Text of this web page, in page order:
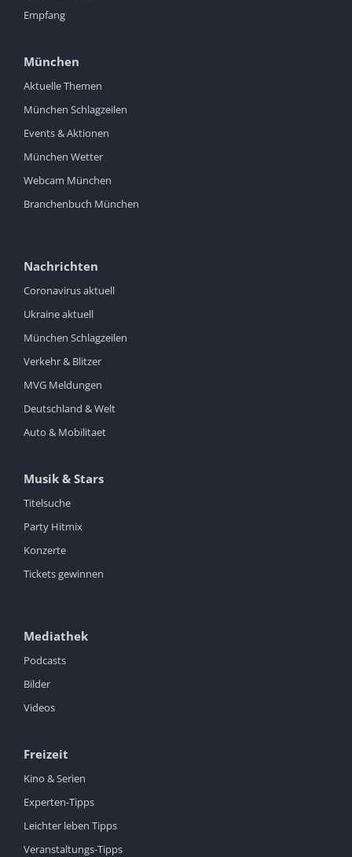
Empfang
München
Aktuelle Themen
München Schlagzeilen
Events & Aktionen
München Wetter
Webcam München
Branchenbuch München
Nachrichten
Coronavirus aktuell
Ukraine aktuell
München Schlagzeilen
Verkehr & Blitzer
MVG Meldungen
Deutschland & Welt
Auto & Mobilitaet
Musik & Stars
Titelsuche
Party Hitmix
Konzerte
Tickets gewinnen
Mediathek
Podcasts
Bilder
Videos
Freizeit
Kino & Serien
Experten-Tipps
Leichter leben Tipps
Veranstaltungs-Tipps